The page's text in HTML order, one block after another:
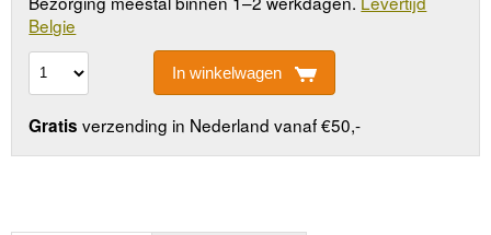
Belgie
In winkelwagen
Gratis verzending in Nederland vanaf €50,-